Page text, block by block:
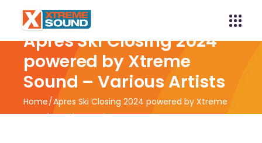
Apres Ski Closing 2024
powered by Xtreme
Sound – Various Artists
Home Apres Ski Closing 2024 powered by Xtreme
Sound – Various Artists